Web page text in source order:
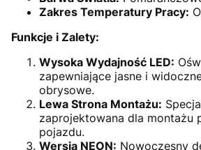
Zakres Temperatury Pracy:
Funkcje i Zalety:
Wysoka Wydajność LED:
zapewniające jasne i
obrysowe.
Lewa Strona Montażu:
zaprojektowana dla montażu
pojazdu.
Wersja NEON: Nowoczesny